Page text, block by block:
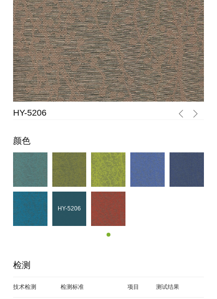
HY-5206
颜色
HY-5206
检测
技术检测 检测标准 项目 测试结果